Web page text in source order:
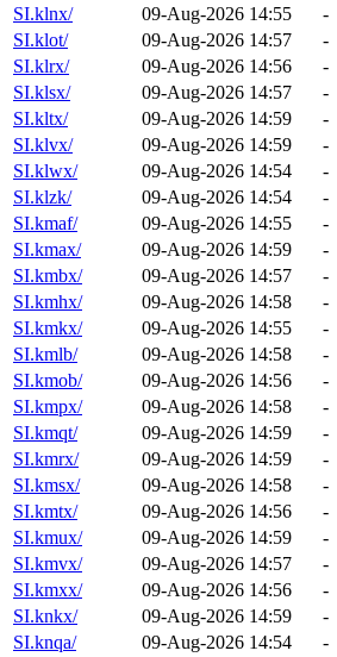
SI.klnx/
09-Aug-2026 14:55
-
SI.klot/
09-Aug-2026 14:57
-
SI.klrx/
09-Aug-2026 14:56
-
SI.klsx/
09-Aug-2026 14:57
-
SI.kltx/
09-Aug-2026 14:59
-
SI.klvx/
09-Aug-2026 14:59
-
SI.klwx/
09-Aug-2026 14:54
-
SI.klzk/
09-Aug-2026 14:54
-
SI.kmaf/
09-Aug-2026 14:55
-
SI.kmax/
09-Aug-2026 14:59
-
SI.kmbx/
09-Aug-2026 14:57
-
SI.kmhx/
09-Aug-2026 14:58
-
SI.kmkx/
09-Aug-2026 14:55
-
SI.kmlb/
09-Aug-2026 14:58
-
SI.kmob/
09-Aug-2026 14:56
-
SI.kmpx/
09-Aug-2026 14:58
-
SI.kmqt/
09-Aug-2026 14:59
-
SI.kmrx/
09-Aug-2026 14:59
-
SI.kmsx/
09-Aug-2026 14:58
-
SI.kmtx/
09-Aug-2026 14:56
-
SI.kmux/
09-Aug-2026 14:59
-
SI.kmvx/
09-Aug-2026 14:57
-
SI.kmxx/
09-Aug-2026 14:56
-
SI.knkx/
09-Aug-2026 14:59
-
SI.knqa/
09-Aug-2026 14:54
-